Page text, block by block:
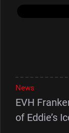
News
EVH
of Eddie’s